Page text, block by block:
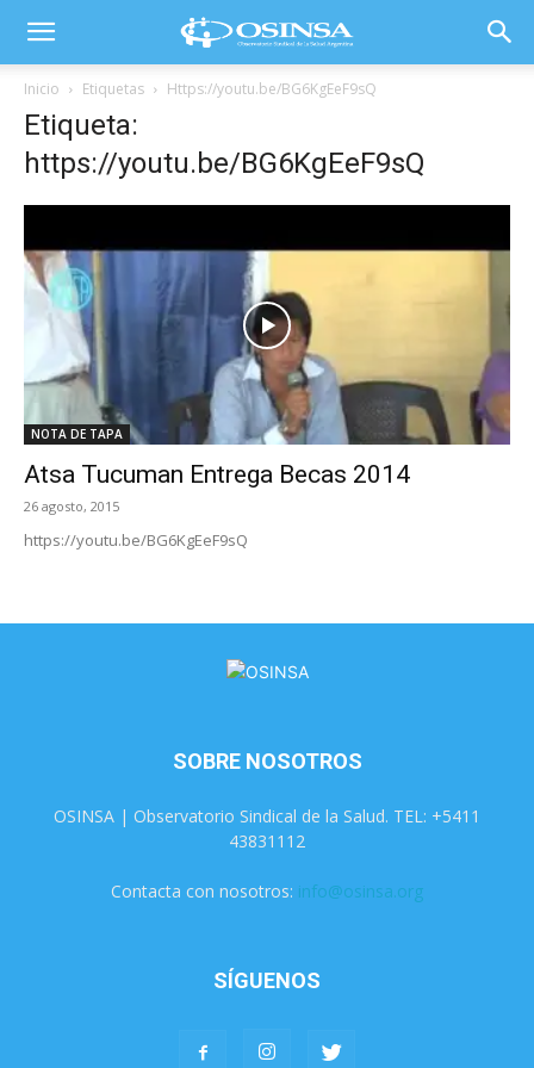
Inicio Etiquetas Https://youtu.be/BG6KgEeF9sQ
Etiqueta:
https://youtu.be/BG6KgEeF9sQ
NOTA DE TAPA
Atsa Tucuman Entrega Becas 2014
26 agosto, 2015
https://youtu.be/BG6KgEeF9sQ
SOBRE NOSOTROS
OSINSA | Observatorio Sindical de la Salud. TEL: +5411
43831112
Contacta con nosotros: info@osinsa.org
SÍGUENOS